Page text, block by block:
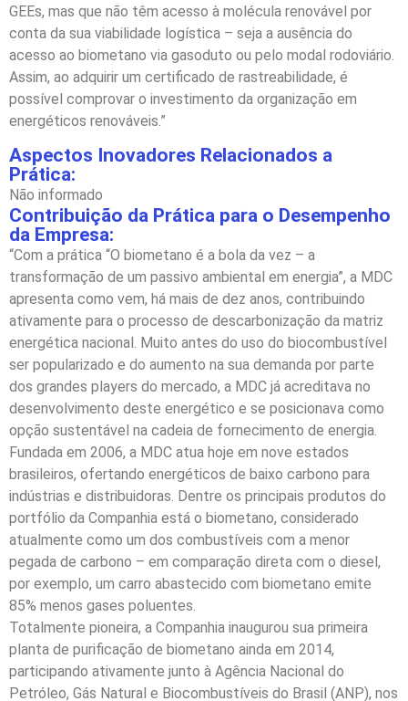
GEEs, mas que não têm acesso à molécula renovável por
conta da sua viabilidade logística – seja a ausência do
acesso ao biometano via gasoduto ou pelo modal rodoviário.
Assim, ao adquirir um certificado de rastreabilidade, é
possível comprovar o investimento da organização em
energéticos renováveis.”
Aspectos Inovadores Relacionados a
Prática:
Não informado
Contribuição da Prática para o Desempenho
da Empresa:
“Com a prática “O biometano é a bola da vez – a
transformação de um passivo ambiental em energia”, a MDC
apresenta como vem, há mais de dez anos, contribuindo
ativamente para o processo de descarbonização da matriz
energética nacional. Muito antes do uso do biocombustível
ser popularizado e do aumento na sua demanda por parte
dos grandes players do mercado, a MDC já acreditava no
desenvolvimento deste energético e se posicionava como
opção sustentável na cadeia de fornecimento de energia.
Fundada em 2006, a MDC atua hoje em nove estados
brasileiros, ofertando energéticos de baixo carbono para
indústrias e distribuidoras. Dentre os principais produtos do
portfólio da Companhia está o biometano, considerado
atualmente como um dos combustíveis com a menor
pegada de carbono – em comparação direta com o diesel,
por exemplo, um carro abastecido com biometano emite
85% menos gases poluentes.
Totalmente pioneira, a Companhia inaugurou sua primeira
planta de purificação de biometano ainda em 2014,
participando ativamente junto à Agência Nacional do
Petróleo, Gás Natural e Biocombustíveis do Brasil (ANP), nos